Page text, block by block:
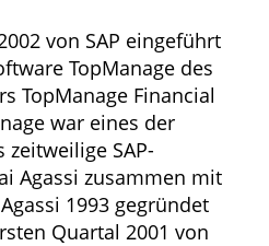
von SAP eingeführt
TopManage des
TopManage Financial
war eines der
SAP-
Agassi zusammen mit
1993 gegründet
Quartal 2001 von